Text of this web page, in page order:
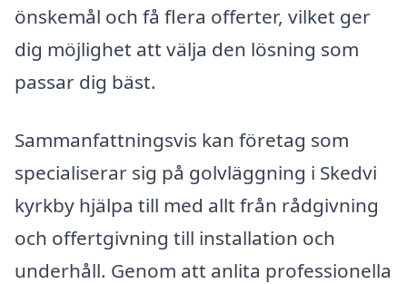
önskemål och få flera offerter, vilket ger
dig möjlighet att välja den lösning som
passar dig bäst.
Sammanfattningsvis kan företag som
specialiserar sig på golvläggning i Skedvi
kyrkby hjälpa till med allt från rådgivning
och offertgivning till installation och
underhåll. Genom att anlita professionella